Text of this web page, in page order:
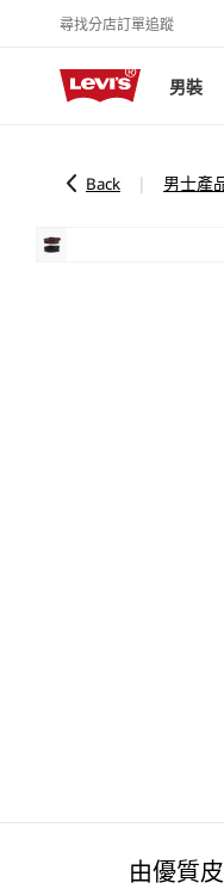
跳至內容
尋找分店訂單追蹤
男裝
Back | 男士產
由優質